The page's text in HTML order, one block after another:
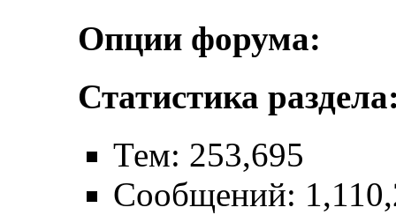
Опции форума:
Статистика
Тем: 253,695
Сообщений: